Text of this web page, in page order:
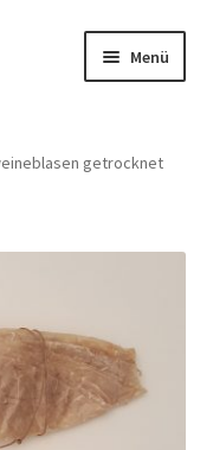
Menü
getrocknet